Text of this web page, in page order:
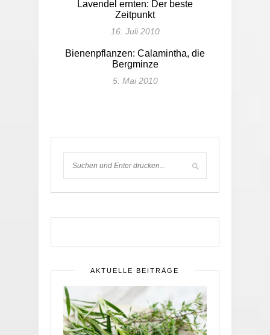
Lavendel ernten: Der beste
Zeitpunkt
16. Juli 2010
Bienenpflanzen: Calamintha, die
Bergminze
5. Mai 2010
AKTUELLE BEITRÄGE